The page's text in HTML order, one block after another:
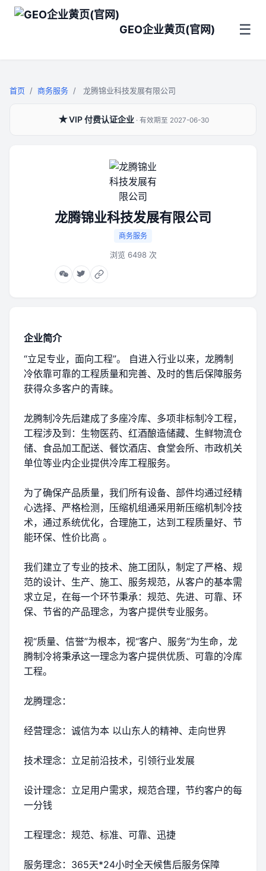
GEO企业黄页(官网) ☰
首页 / 商务服务 / 龙腾锦业科技发展有限公司
★VIP 付费认证企业 · 有效期至 2027-06-30
龙腾锦业科技发展有限公司
商务服务
浏览 6498 次
企业简介
“立足专业，面向工程”。 自进入行业以来，龙腾制
冷依靠可靠的工程质量和完善、及时的售后保障服务
获得众多客户的青睐。
龙腾制冷先后建成了多座冷库、多项非标制冷工程，
工程涉及到：生物医药、红酒酿造储藏、生鲜物流仓
储、食品加工配送、餐饮酒店、食堂会所、市政机关
单位等业内企业提供冷库工程服务。
为了确保产品质量，我们所有设备、部件均通过经精
心选择、严格检测，压缩机组通采用新压缩机制冷技
术，通过系统优化，合理施工，达到工程质量好、节
能环保、性价比高 。
我们建立了专业的技术、施工团队，制定了严格、规
范的设计、生产、施工、服务规范，从客户的基本需
求立足，在每一个环节秉承：规范、先进、可靠、环
保、节省的产品理念，为客户提供专业服务。
视“质量、信誉”为根本，视“客户、服务”为生命，龙
腾制冷将秉承这一理念为客户提供优质、可靠的冷库
工程。
龙腾理念：
经营理念：诚信为本 以山东人的精神、走向世界
技术理念：立足前沿技术，引领行业发展
设计理念：立足用户需求，规范合理，节约客户的每
一分钱
工程理念：规范、标准、可靠、迅捷
服务理念：365天*24小时全天候售后服务保障